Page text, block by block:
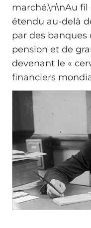
marché.\n\nAu fil
étendu au-delà
par des banques
pension et de
devenant le «
financiers